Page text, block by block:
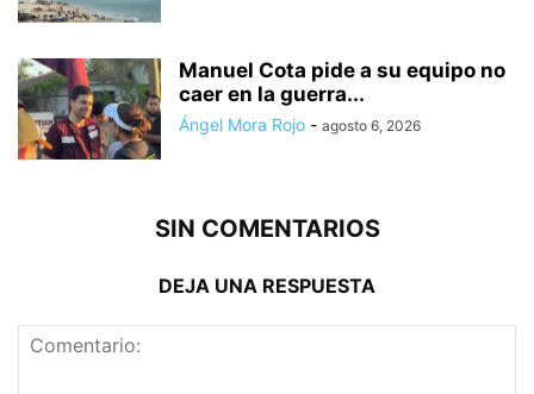
Manuel Cota pide a su equipo no
caer en la guerra...
Ángel Mora Rojo - agosto 6, 2026
SIN COMENTARIOS
DEJA UNA RESPUESTA